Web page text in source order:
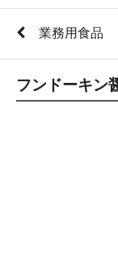
業務用食品
フンドーキン